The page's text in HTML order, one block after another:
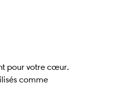
pour votre cœur.
comme